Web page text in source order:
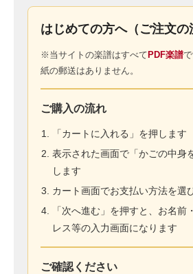
はじめての方へ（ご注文の
※当サイトの楽譜はすべて PDF楽譜で
紙の郵送はありません。
ご購入の流れ
「カートに入れる」を押します
表示された画面で「かごの中身
します
カート画面でお支払い方法を選
「次へ進む」を押すと、お名前
レス等の入力画面になります
ご確認ください